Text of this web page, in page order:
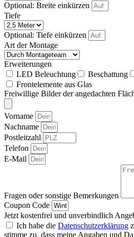
Optional: Breite einkürzen
Tiefe
Optional: Tiefe einkürzen
Art der Montage
Erweiterungen
LED Beleuchtung
Beschattung
Frontelemente aus Glas
Freiwillige Bilder der angedachten
Vorname
Nachname
Postleitzahl
Telefon
E-Mail
Fragen oder sonstige Bemerkungen
Coupon Code
Jetzt kostenfrei und unverbindlich
Ich habe die Datenschutzerklärung
stimme zu, dass meine Angaben und